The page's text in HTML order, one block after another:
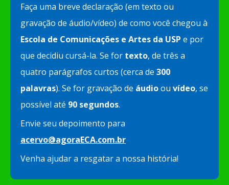
Faça uma breve declaração (em texto ou
gravação de áudio/vídeo) de como você chegou à
Escola de Comunicações e Artes da USP e por
que decidiu cursá-la. Se for texto, de três a
quatro parágrafos curtos (cerca de 300
palavras). Se for gravação de áudioou vídeo, se
possível até 90 segundos.
Envie seu depoimento para
acervo@agoraECA.com.br
Venha ajudar a resgatar a nossa história!